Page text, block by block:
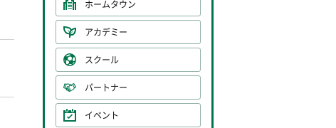
ホームタウン
アカデミー
スクール
パートナー
イベント